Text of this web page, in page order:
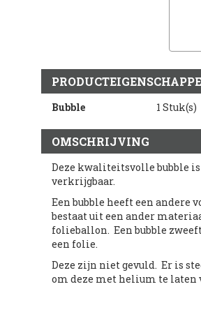
Bubble 1 Stuk(s)
OMSCHRIJVING
Deze kwaliteitsvolle bubble
verkrijgbaar.
Een bubble heeft een andere
bestaat uit een ander
folieballon. Een bubble
een folie.
Deze zijn niet gevuld. Er is
om deze met helium te laten